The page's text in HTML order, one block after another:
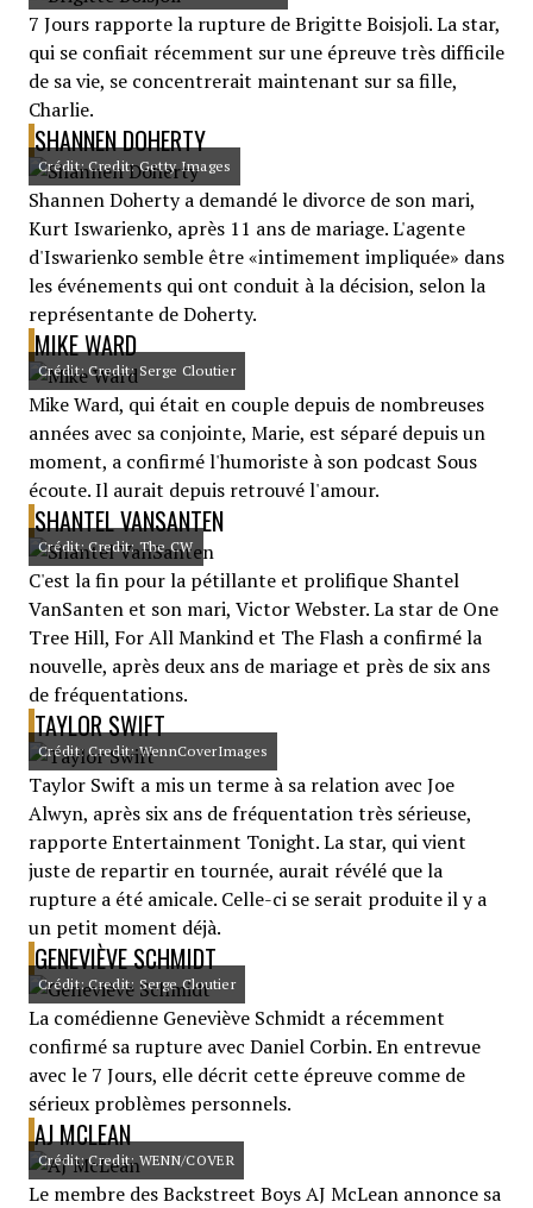
7 Jours rapporte la rupture de Brigitte Boisjoli. La star,
qui se confiait récemment sur une épreuve très difficile
de sa vie, se concentrerait maintenant sur sa fille,
Charlie.
SHANNEN DOHERTY
Crédit: Credit: Getty Images
Shannen Doherty a demandé le divorce de son mari,
Kurt Iswarienko, après 11 ans de mariage. L'agente
d'Iswarienko semble être «intimement impliquée» dans
les événements qui ont conduit à la décision, selon la
représentante de Doherty.
MIKE WARD
Crédit: Credit: Serge Cloutier
Mike Ward, qui était en couple depuis de nombreuses
années avec sa conjointe, Marie, est séparé depuis un
moment, a confirmé l'humoriste à son podcast Sous
écoute. Il aurait depuis retrouvé l'amour.
SHANTEL VANSANTEN
Crédit: Credit: The CW
C'est la fin pour la pétillante et prolifique Shantel
VanSanten et son mari, Victor Webster. La star de One
Tree Hill, For All Mankind et The Flash a confirmé la
nouvelle, après deux ans de mariage et près de six ans
de fréquentations.
TAYLOR SWIFT
Crédit: Credit: WennCoverImages
Taylor Swift a mis un terme à sa relation avec Joe
Alwyn, après six ans de fréquentation très sérieuse,
rapporte Entertainment Tonight. La star, qui vient
juste de repartir en tournée, aurait révélé que la
rupture a été amicale. Celle-ci se serait produite il y a
un petit moment déjà.
GENEVIÈVE SCHMIDT
Crédit: Credit: Serge Cloutier
La comédienne Geneviève Schmidt a récemment
confirmé sa rupture avec Daniel Corbin. En entrevue
avec le 7 Jours, elle décrit cette épreuve comme de
sérieux problèmes personnels.
AJ MCLEAN
Crédit: Credit: WENN/COVER
Le membre des Backstreet Boys AJ McLean annonce sa